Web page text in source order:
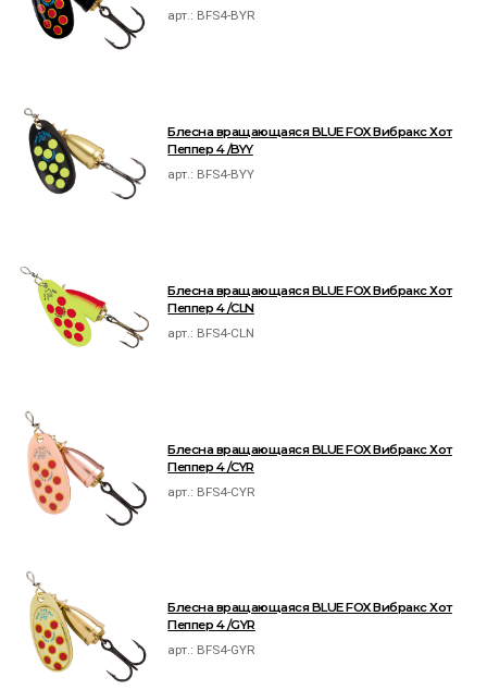
арт.: BFS4-BYR
Блесна вращающаяся BLUE FOX Вибракс Хот
Пеппер 4 /BYY
арт.: BFS4-BYY
Блесна вращающаяся BLUE FOX Вибракс Хот
Пеппер 4 /CLN
арт.: BFS4-CLN
Блесна вращающаяся BLUE FOX Вибракс Хот
Пеппер 4 /CYR
арт.: BFS4-CYR
Блесна вращающаяся BLUE FOX Вибракс Хот
Пеппер 4 /GYR
арт.: BFS4-GYR